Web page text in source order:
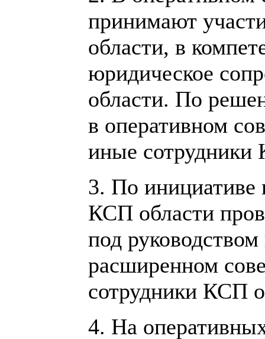
принимают
области, в
юридическое
области. По
в оперативном
иные сотрудники
3. По инициативе
КСП области
под
расширенном
сотрудники КСП
4. На